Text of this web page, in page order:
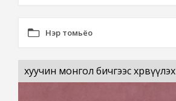
Нэр томьёо
хуучин монгол бичгээс хөрвүүлэх